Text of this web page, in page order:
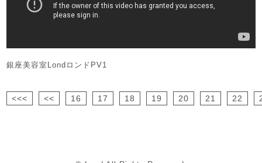
銀座美容室LondロンドPV1
<<< << 16 17 18 19 20 21 22